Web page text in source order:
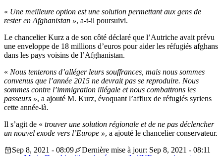
« Une meilleure option est une solution permettant aux gens de
rester en Afghanistan », a-t-il poursuivi.
Le chancelier Kurz a de son côté déclaré que l’Autriche avait prévu
une enveloppe de 18 millions d’euros pour aider les réfugiés afghans
dans les pays voisins de l’Afghanistan.
« Nous tenterons d’alléger leurs souffrances, mais nous sommes
convenus que l’année 2015 ne devrait pas se reproduire. Nous
sommes contre l’immigration illégale et nous combattrons les
passeurs », a ajouté M. Kurz, évoquant l’afflux de réfugiés syriens
cette année-là.
Il s’agit de « trouver une solution régionale et de ne pas déclencher
un nouvel exode vers l’Europe », a ajouté le chancelier conservateur.
Sep 8, 2021 - 08:09
Dernière mise à jour: Sep 8, 2021 - 08:11